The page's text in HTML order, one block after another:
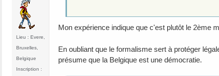
Lieu : Evere,
Bruxelles,
Belgique
Inscription :
Mon expérience indique que c'est plutôt le 2ème
En oubliant que le formalisme sert à protéger
présume que la Belgique est une démocratie.